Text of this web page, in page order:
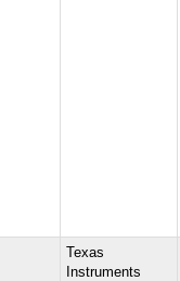
Texas
Instruments